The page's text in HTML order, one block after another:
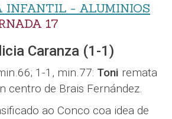
INFANTIL - ALUMINIOS
17
Caranza (1-1)
1-1, min.77: Toni remata
centro de Brais Fernández.
ao Conco coa idea de